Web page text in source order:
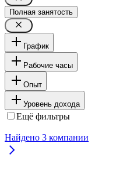
Полная занятость
График
Рабочие часы
Опыт
Уровень дохода
Ещё фильтры
Найдено 3 компании